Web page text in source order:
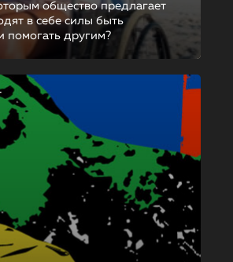
общество предлагает
в себе силы быть
помогать другим?